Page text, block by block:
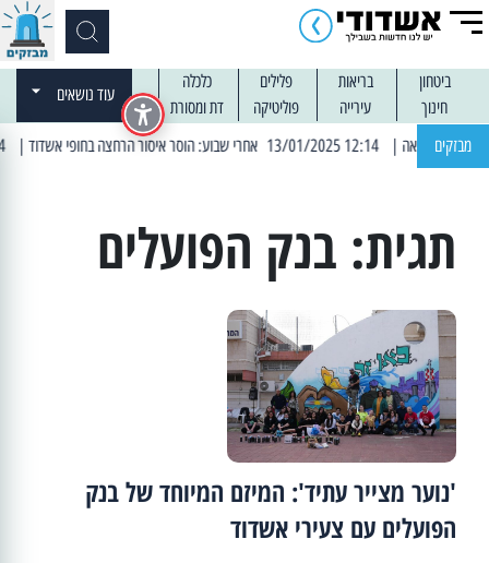
ביטחון בריאות פלילים
כלכלה
חינוך
עירייה פוליטיקה דת ומסורת
עוד נושאים
מבזקים | 12:14 13/01/2025 אחרי שבוע: הוסר איסור הרחצה בחופי אשדוד | 13:04 14/01/2025 עובדים בלילות: עבודות קרצוף וריבוד אספלט
תגית: בנק הפועלים
'נוער מצייר עתיד': המיזם המיוחד של בנק
הפועלים עם צעירי אשדוד